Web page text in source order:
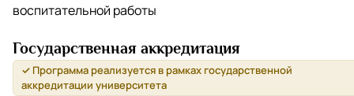
воспитательной работы
Государственная аккредитация
✓ Программа реализуется в рамках государственной
аккредитации университета